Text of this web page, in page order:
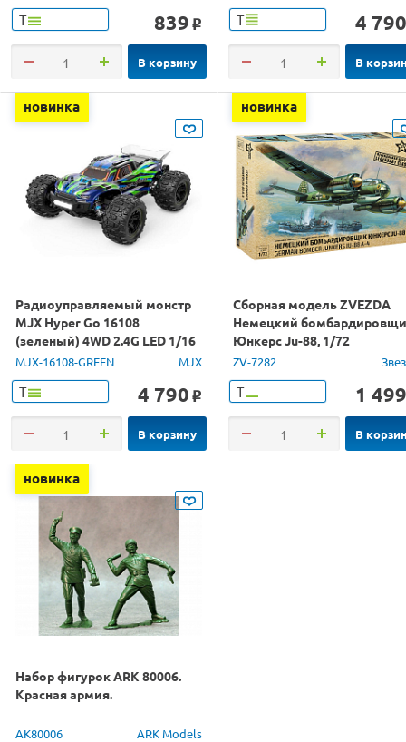
Т 839 o
В корзину
Т 4 790
В
новинка
Радиоуправляемый монстр
MJX Hyper Go 16108
(зеленый) 4WD 2.4G LED 1/16
RTR
MJX-16108-GREEN MJX
Т 4 790 o
В корзину
новинка
Сборная модель ZVEZDA
Немецкий
Юнкерс Ju-88, 1/72
ZV-7282
Т 1 499
В
новинка
Набор фигурок ARK 80006.
Красная армия.
AK80006 ARK Models